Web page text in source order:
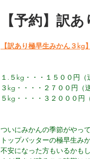
【予約】訳
【訳あり極早生みかん３kg】
１.５kg・・・１５００円（
３kg・・・・２７００円（
５kg・・・・３２０００円
ついにみかんの季節がやっ
トップバッターの極早生み
不安になった方もいるかも